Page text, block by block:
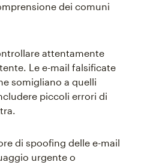
dei comuni
attentamente
Le e-mail falsificate
somigliano a quelli
piccoli errori di
di spoofing delle e-mail
urgente o